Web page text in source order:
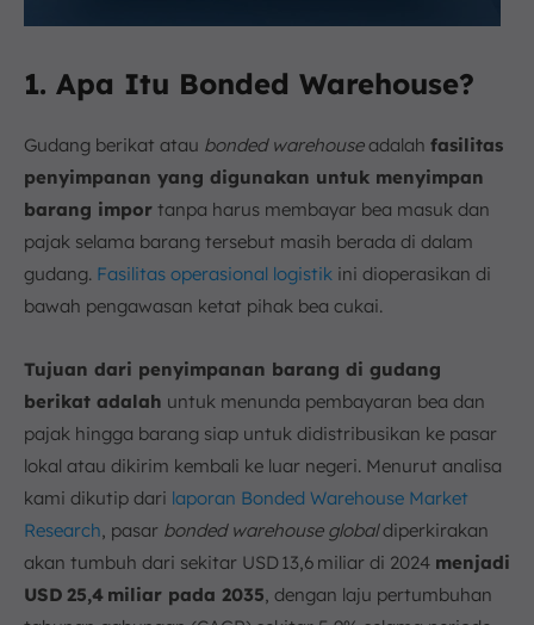
1. Apa Itu Bonded Warehouse?
Gudang berikat atau bonded warehouseadalah fasilitas
penyimpanan yang digunakan untuk menyimpan
barang impor tanpa harus membayar bea masuk dan
pajak selama barang tersebut masih berada di dalam
gudang. Fasilitas operasional logistik ini dioperasikan di
bawah pengawasan ketat pihak bea cukai.
Tujuan dari penyimpanan barang di gudang
berikat adalah untuk menunda pembayaran bea dan
pajak hingga barang siap untuk didistribusikan ke pasar
lokal atau dikirim kembali ke luar negeri. Menurut analisa
kami dikutip dari laporan Bonded Warehouse Market
Research, pasar bonded warehouse globaldiperkirakan
akan tumbuh dari sekitar USD 13,6 miliar di 2024 menjadi
USD 25,4 miliar pada 2035, dengan laju pertumbuhan